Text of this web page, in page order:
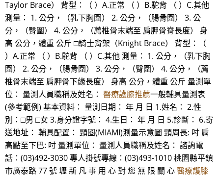
Taylor Brace） 背型：（ ）A.正常 （ ）B.駝背 （ ）C.其他
測量： 1. 公分，（乳下胸圍） 2. 公分，（腸骨圍） 3. 公
分，（臀圍） 4. 公分，（薦椎骨末端至 肩胛骨脊長度） 身
高 公分，體重 公斤 □騎士背架（Knight Brace） 背型：（
）A.正常 （ ）B.駝背 （ ）C.其他 測量： 1. 公分，（乳下胸
圍） 2. 公分，（腸骨圍） 3. 公分，（臀圍） 4. 公分，（薦
椎骨末端至 肩胛骨下緣長度） 身高 公分，體重 公斤 量測單
位： 量測人員職稱及姓名： 醫療護膝推薦一般輔具量測表
(參考範例) 基本資料： 量測日期： 年 月 日 1.姓名： 2.性
別：□男 □女 3.身分證字號： 4.生日： 年 月 日 5.診斷： 6.寄
送地址： 輔具配置： 頸圈(MIAMI)測量示意圖 頸周長: 吋 肩
高點至下巴: 吋 量測單位： 量測人員職稱及姓名： 諮詢電
話：(03)492-3030 專人掛號專線：(03)493-1010 桃園縣平鎮
市廣泰路 77 號 壢 新 凡 事 用 心 對 您 無 限 關 心醫療護膝